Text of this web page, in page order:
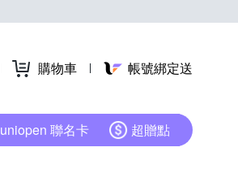
購物車 帳號綁定送
uniopen 聯名卡 超贈點